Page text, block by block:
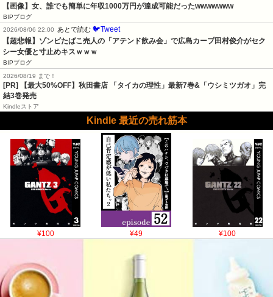
【画像】女、誰でも簡単に年収1000万円が達成可能だったwwwwwww
BIPブログ
2026/08/06 22:00
あとで読む 🐦Tweet
【超悲報】ゾンビたばこ売人の「アテンド飲み会」で広島カープ田村俊介がセク
シー女優と寸止めキスｗｗｗ
BIPブログ
2026/08/19 まで！
[PR] 【最大50%OFF】秋田書店 「タイカの理性」最新7巻&「ウシミツガオ」完
結3巻発売
Kindleストア
Kindle 最近の売れ筋本
¥100 ¥49 ¥100